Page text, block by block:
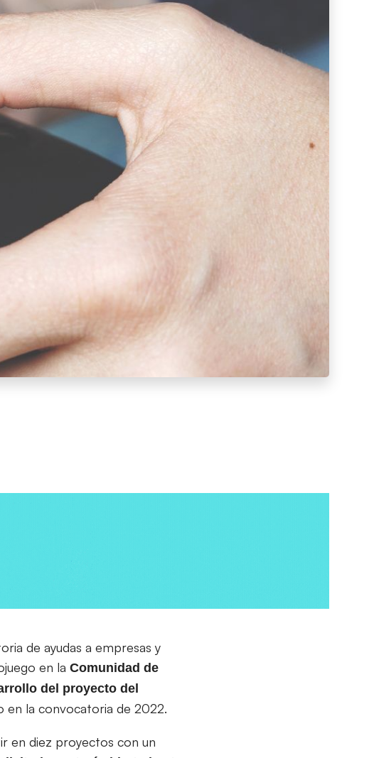
de ayudas a empresas y
en la Comunidad de
del proyecto del
en la convocatoria de 2022.
en diez proyectos con un